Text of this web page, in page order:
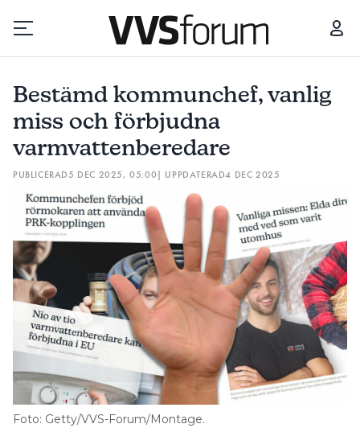
Prenumerera
Hantera prenumeration
Lediga jobb
Annonsera
Läs E-tidningen
Om tidningen
Kontakt
Information om GDPR
Search for:
Bestämd kommunchef, vanlig
miss och förbjudna
varmvattenberedare
PUBLICERAD5 DEC 2025, 05:00| UPPDATERAD4 DEC 2025
Foto: Getty/VVS-Forum/Montage.